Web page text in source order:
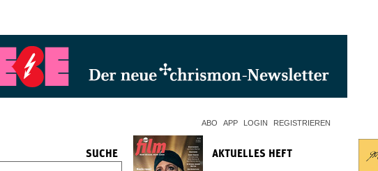
ABO APP LOGIN REGISTRIEREN
SUCHE AKTUELLES HEFT